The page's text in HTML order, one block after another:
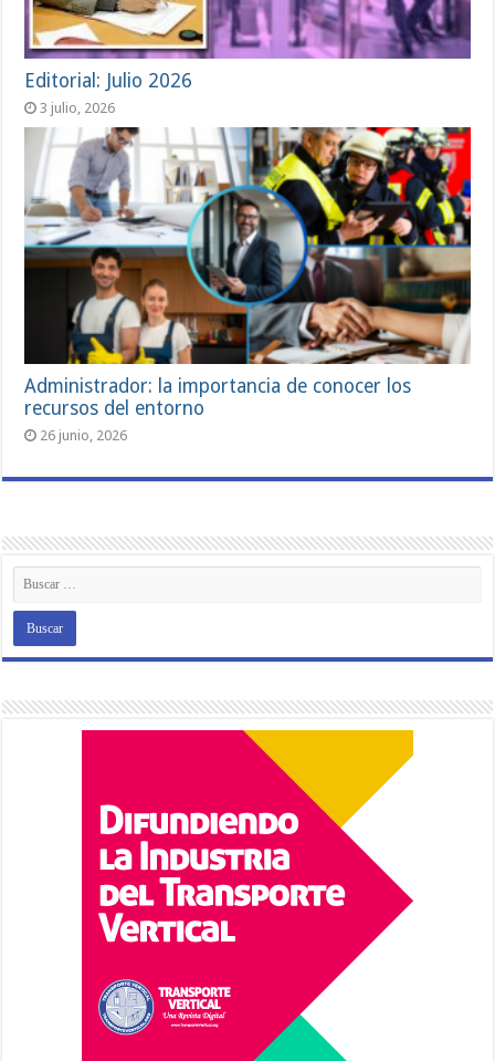
Editorial: Julio 2026
3 julio, 2026
Administrador: la importancia de conocer los
recursos del entorno
26 junio, 2026